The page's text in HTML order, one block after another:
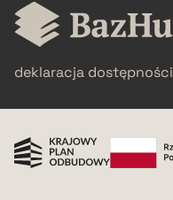
BIBTEX
deklaracja dostępności